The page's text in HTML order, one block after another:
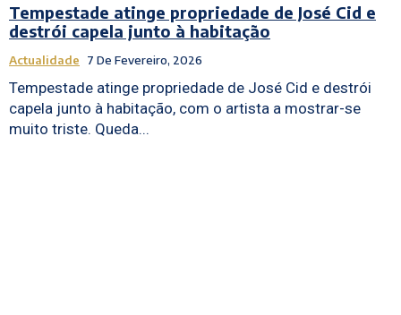
Tempestade atinge propriedade de José Cid e
destrói capela junto à habitação
Actualidade 7 De Fevereiro, 2026
Tempestade atinge propriedade de José Cid e destrói
capela junto à habitação, com o artista a mostrar-se
muito triste. Queda...